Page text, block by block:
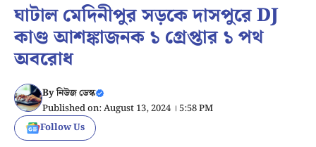
ঘাটাল মেদিনীপুর সড়কে দাসপুরে DJ
কাণ্ড আশঙ্কাজনক ১ গ্রেপ্তার ১ পথ
অবরোধ
Byনিউজ ডেস্ক
Published on: August 13, 2024 । 5:58 PM
Follow Us